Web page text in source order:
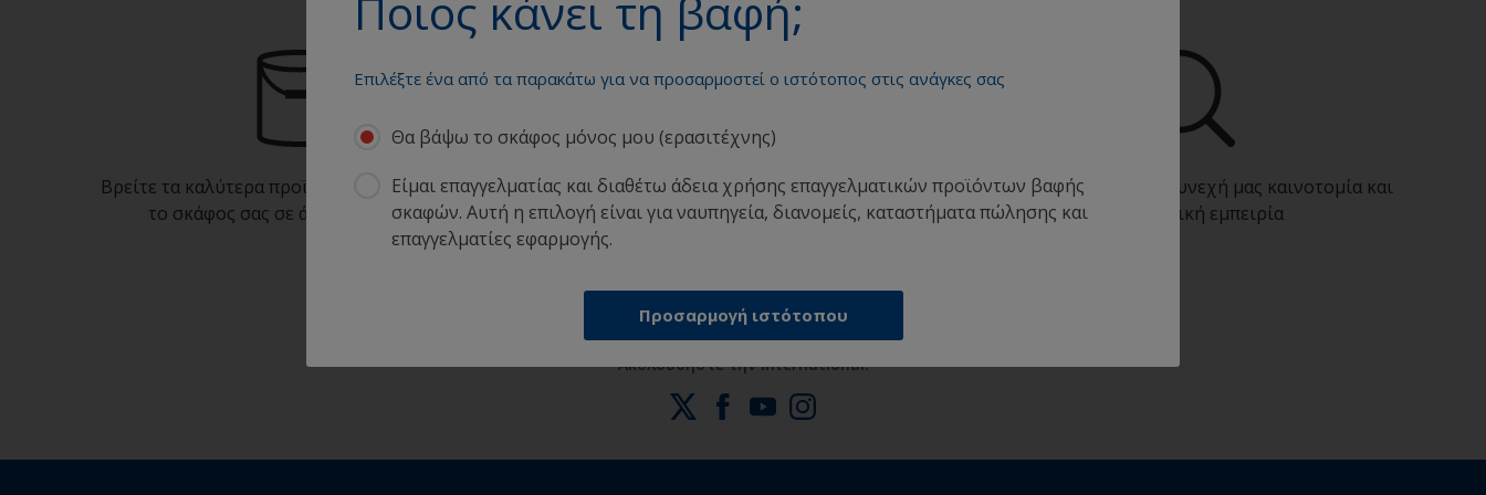
Επιλέξτε ένα από τα παρακάτω για να προσαρμοστεί ο ιστότοπος στις ανάγκες σας
Θα βάψω το σκάφος μόνος μου (ερασιτέχνης)
Είμαι επαγγελματίας και διαθέτω άδεια χρήσης επαγγελματικών προϊόντων βαφής
σκαφών. Αυτή η επιλογή είναι για ναυπηγεία, διανομείς, καταστήματα πώλησης και
επαγγελματίες εφαρμογής.
Προσαρμογή ιστότοπου
Βρείτε τα καλύτερα προϊόντα για να διατηρείτε
το σκάφος σας σε άριστη κατάσταση
Λάβετε όση υποστήριξη χρειάζεστε για να
βάψετε ξένοιαστοι
Επωφεληθείτε από τη συνεχή μας καινοτομία και
επιστημονική εμπειρία
Ακολουθήστε την International: